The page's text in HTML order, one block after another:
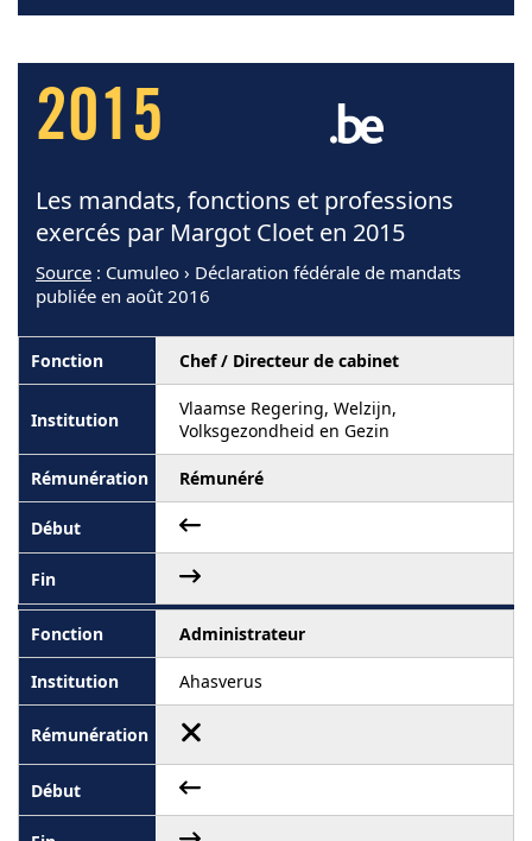
2015
Les mandats, fonctions et professions
exercés par Margot Cloet en 2015
Source : Cumuleo › Déclaration fédérale de mandats
publiée en août 2016
Chef / Directeur de cabinet
Vlaamse Regering, Welzijn,
Volksgezondheid en Gezin
Rémunéré
Administrateur
Ahasverus